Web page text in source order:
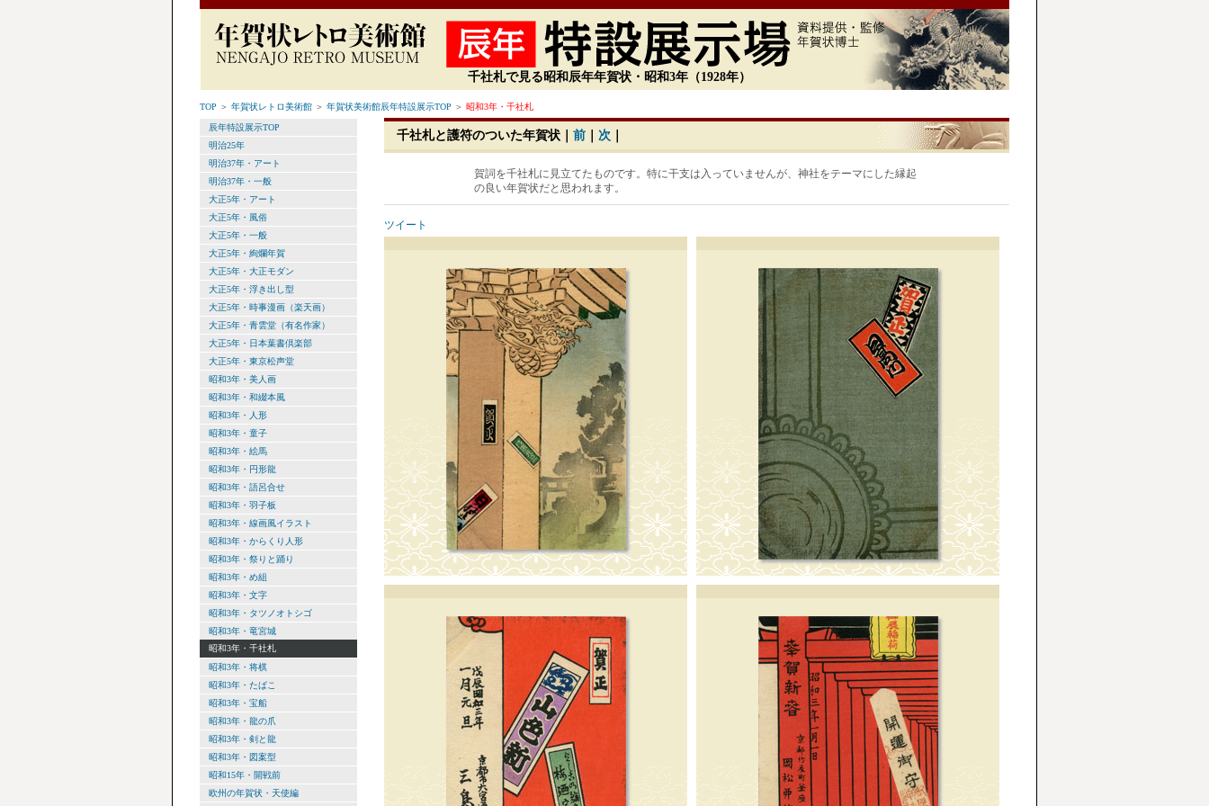
千社札で見る昭和辰年年賀状・昭和3年（1928年）
TOP ＞ 年賀状レトロ美術館 ＞ 年賀状美術館辰年特設展示TOP ＞ 昭和3年・千社札
千社札と護符のついた年賀状｜ 前 次
賀詞を千社札に見立てたものです。特に干支は入っていませんが、神社をテーマにした縁起
の良い年賀状だと思われます。
ツイート
辰年特設展示TOP
明治25年
明治37年・アート
明治37年・一般
大正5年・アート
大正5年・風俗
大正5年・一般
大正5年・絢爛年賀
大正5年・大正モダン
大正5年・浮き出し型
大正5年・時事漫画（楽天画）
大正5年・青雲堂（有名作家）
大正5年・日本葉書倶楽部
大正5年・東京松声堂
昭和3年・美人画
昭和3年・和綴本風
昭和3年・人形
昭和3年・童子
昭和3年・絵馬
昭和3年・円形龍
昭和3年・語呂合せ
昭和3年・羽子板
昭和3年・線画風イラスト
昭和3年・からくり人形
昭和3年・祭りと踊り
昭和3年・め組
昭和3年・文字
昭和3年・タツノオトシゴ
昭和3年・竜宮城
昭和3年・千社札
昭和3年・将棋
昭和3年・たばこ
昭和3年・宝船
昭和3年・龍の爪
昭和3年・剣と龍
昭和3年・図案型
昭和15年・開戦前
欧州の年賀状・天使編